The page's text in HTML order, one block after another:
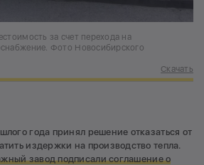
за счет перехода на
Фото Новосибирского
Скачать
года принял решение отказаться от
издержки на производство тепла.
завод подписали соглашение о